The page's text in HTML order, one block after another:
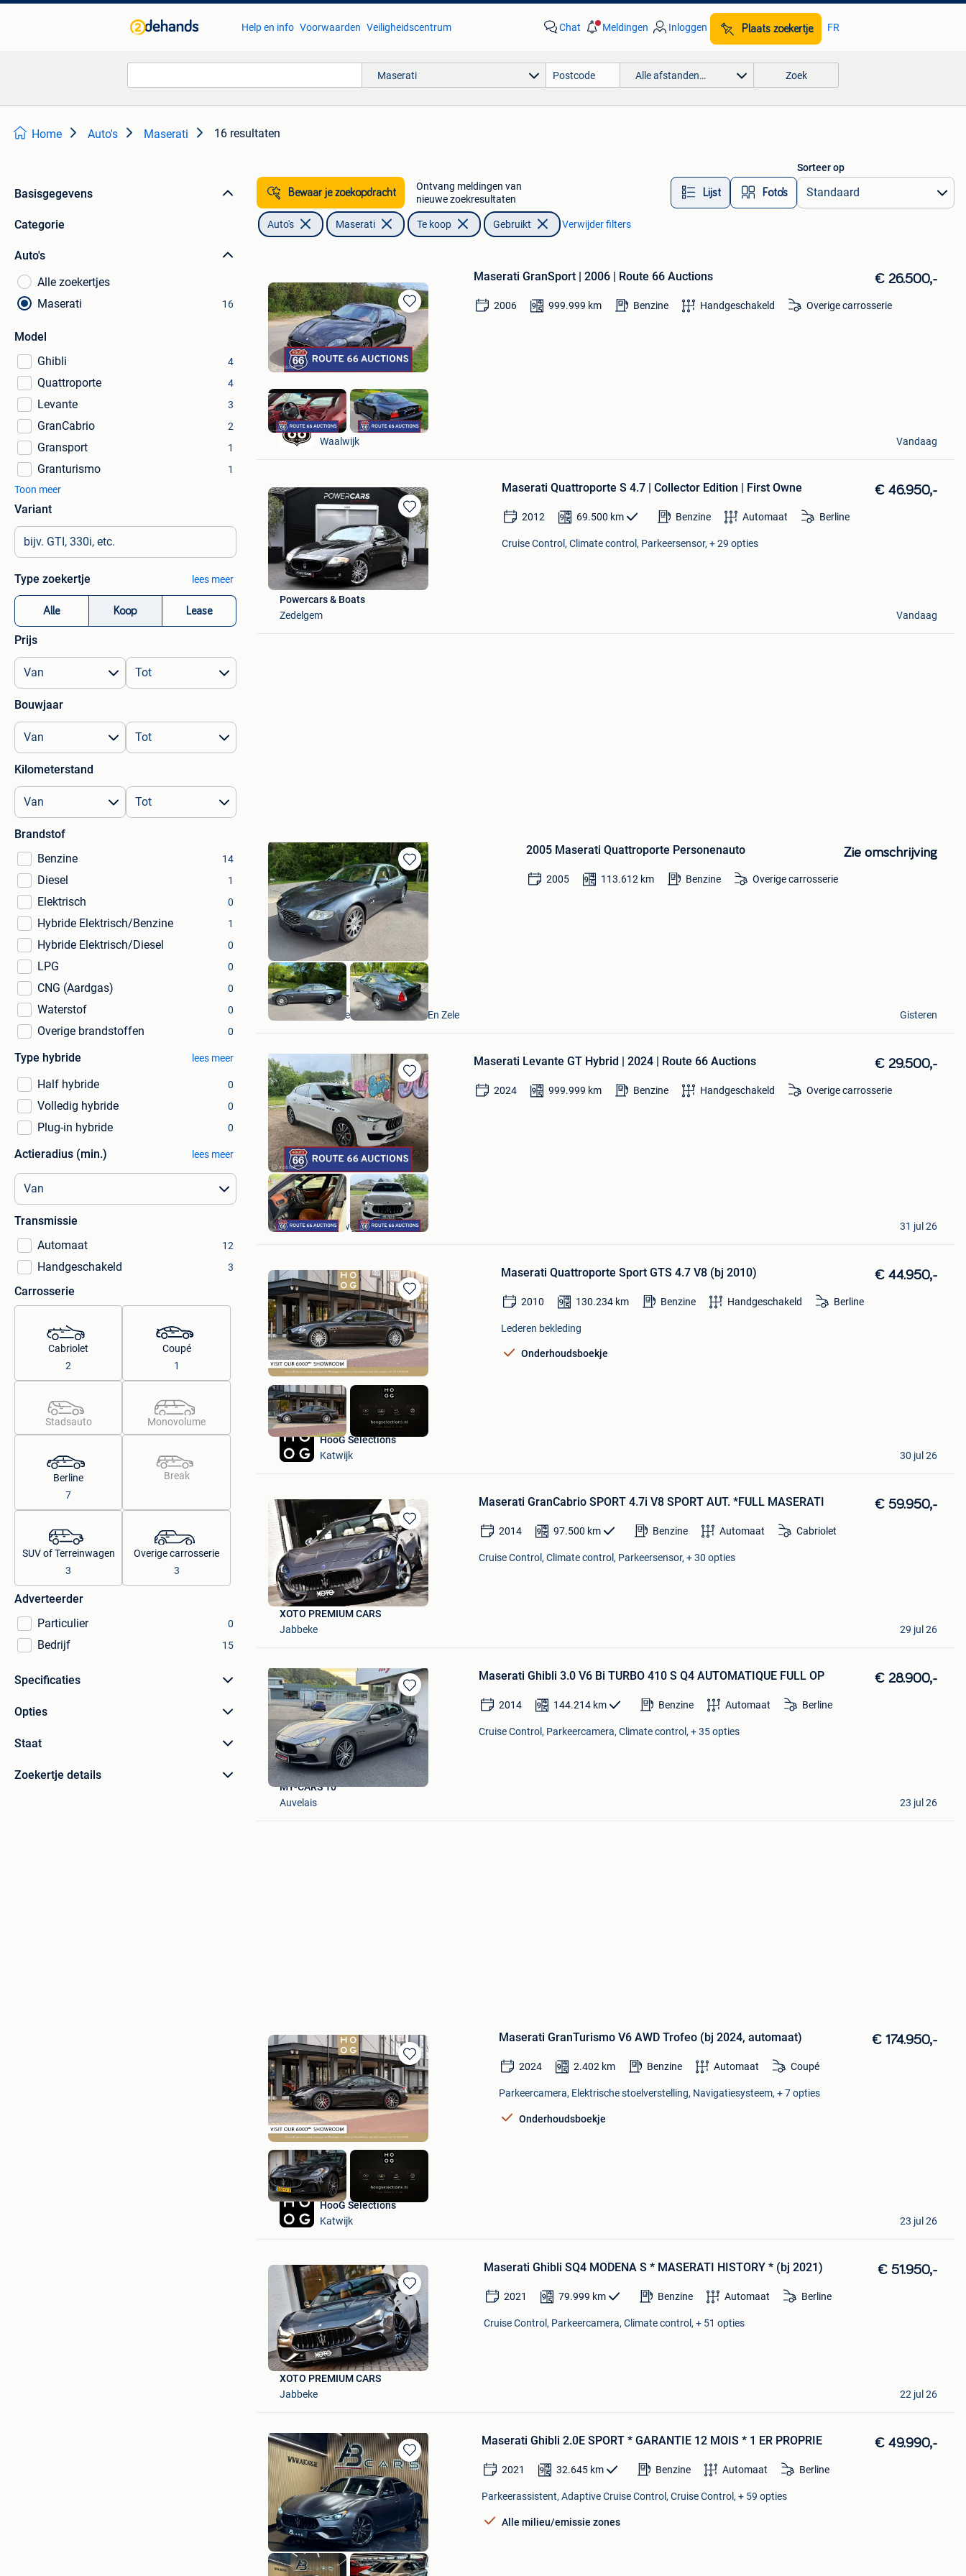
Help en info Voorwaarden Veiligheidscentrum Chat Meldingen Inloggen Plaats zoekertje FR
Maserati Alle afstanden… Zoek
Home Auto's Maserati 16 resultaten
Basisgegevens
Categorie
Auto's
Alle zoekertjes
Maserati
16
Model
Ghibli
4
Quattroporte 4
Levante 3
GranCabrio 2
Gransport 1
Granturismo
1
Toon meer
Variant
Type zoekertje lees meer
Alle Koop Lease
Prijs
Bouwjaar
Kilometerstand
Brandstof
Benzine
14
Diesel 1
Elektrisch 0
Hybride Elektrisch/Benzine 1
Hybride Elektrisch/Diesel 0
LPG 0
CNG (Aardgas) 0
Waterstof 0
Overige brandstoffen 0
Type hybride lees meer
Half hybride 0
Volledig hybride 0
Plug-in hybride 0
Actieradius (min.) lees meer
Transmissie
Automaat
12
Handgeschakeld 3
Carrosserie
Cabriolet
2
Coupé
1
Stadsauto Monovolume
Berline
7
Break
SUV of Terreinwagen
3
Overige carrosserie
3
Adverteerder
Particulier
0
Bedrijf 15
Specificaties
Opties
Staat
Zoekertje details
Bewaar je zoekopdracht
Ontvang meldingen van
nieuwe zoekresultaten
Lijst Foto’s
Sorteer op
Auto's Maserati Te koop Gebruikt Verwijder filters
Bewaren
in
Mijn
Favorieten
Maserati GranSport | 2006 | Route 66 Auctions € 26.500,-
2006 999.999 km Benzine Handgeschakeld Overige carrosserie
Route 66 Auctions
Waalwijk
Vandaag
Bewaren
in
Mijn
Favorieten
Maserati Quattroporte S 4.7 | Collector Edition | First Owne € 46.950,-
2012 69.500 km Benzine Automaat Berline
Cruise Control, Climate control, Parkeersensor, + 29 opties
Powercars & Boats
Zedelgem
Vandaag
Bewaren
in
Mijn
Favorieten
2005 Maserati Quattroporte Personenauto Zie omschrijving
2005 113.612 km Benzine Overige carrosserie
VAVATO Auctions
Lokeren+Deel Overmere En Zele
Gisteren
Bewaren
in
Mijn
Favorieten
Maserati Levante GT Hybrid | 2024 | Route 66 Auctions € 29.500,-
2024 999.999 km Benzine Handgeschakeld Overige carrosserie
Route 66 Auctions
Waalwijk
31 jul 26
Bewaren
in
Mijn
Favorieten
Maserati Quattroporte Sport GTS 4.7 V8 (bj 2010) € 44.950,-
2010 130.234 km Benzine Handgeschakeld Berline
Lederen bekleding
Onderhoudsboekje
HooG Selections
Katwijk
30 jul 26
Bewaren
in
Mijn
Favorieten
Maserati GranCabrio SPORT 4.7i V8 SPORT AUT. *FULL MASERATI € 59.950,-
2014 97.500 km Benzine Automaat Cabriolet
Cruise Control, Climate control, Parkeersensor, + 30 opties
XOTO PREMIUM CARS
Jabbeke
29 jul 26
Bewaren
in
Mijn
Favorieten
Maserati Ghibli 3.0 V6 Bi TURBO 410 S Q4 AUTOMATIQUE FULL OP € 28.900,-
2014 144.214 km Benzine Automaat Berline
Cruise Control, Parkeercamera, Climate control, + 35 opties
MY-CARS 10
Auvelais
23 jul 26
Bewaren
in
Mijn
Favorieten
Maserati GranTurismo V6 AWD Trofeo (bj 2024, automaat) € 174.950,-
2024 2.402 km Benzine Automaat Coupé
Parkeercamera, Elektrische stoelverstelling, Navigatiesysteem, + 7 opties
Onderhoudsboekje
HooG Selections
Katwijk
23 jul 26
Bewaren
in
Mijn
Favorieten
Maserati Ghibli SQ4 MODENA S * MASERATI HISTORY * (bj 2021) € 51.950,-
2021 79.999 km Benzine Automaat Berline
Cruise Control, Parkeercamera, Climate control, + 51 opties
XOTO PREMIUM CARS
Jabbeke
22 jul 26
Bewaren
in
Mijn
Favorieten
Maserati Ghibli 2.0E SPORT * GARANTIE 12 MOIS * 1 ER PROPRIE € 49.990,-
2021 32.645 km Benzine Automaat Berline
Parkeerassistent, Adaptive Cruise Control, Cruise Control, + 59 opties
Alle milieu/emissie zones